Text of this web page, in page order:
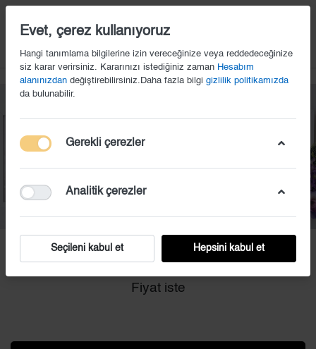
CC (3)
Fiyat iste
Evet, çerez kullanıyoruz
Hangi tanımlama bilgilerine izin vereceğinize veya reddedeceğinize
siz karar verirsiniz. Kararınızı istediğiniz zaman Hesabım
alanınızdan değiştirebilirsiniz.Daha fazla bilgi gizlilik politikamızda
da bulunabilir.
Gerekli çerezler
Analitik çerezler
Seçileni kabul et Hepsini kabul et